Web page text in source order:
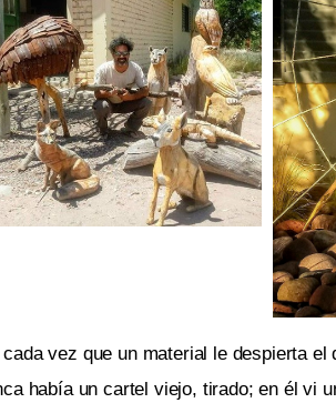
vez que un material le despierta el
había un cartel viejo, tirado; en él vi